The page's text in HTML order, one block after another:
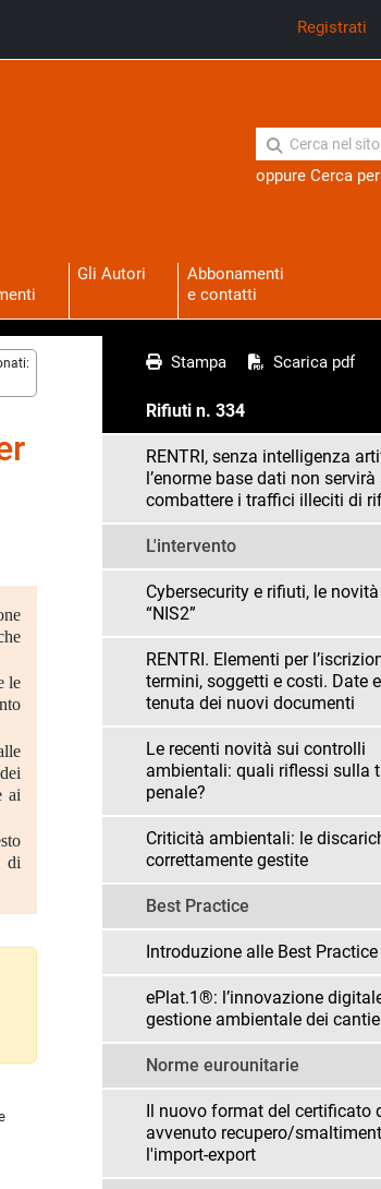
Registrati
oppure Cerca
Gli Autori
Abbonamenti
e contatti
le
ai
di
Stampa Scarica pdf
Rifiuti n. 334
RENTRI, senza intelligenza
l’enorme base dati non servirà
combattere i traffici illeciti di
L'intervento
Cybersecurity e rifiuti, le
“NIS2”
RENTRI. Elementi per
termini, soggetti e costi. Date
tenuta dei nuovi documenti
Le recenti novità sui controlli
ambientali: quali riflessi sulla
penale?
Criticità ambientali: le
correttamente gestite
Best Practice
Introduzione alle Best Practice
ePlat.1®: l’innovazione
gestione ambientale dei
Norme eurounitarie
Il nuovo format del certificato
avvenuto recupero/
l'import-export